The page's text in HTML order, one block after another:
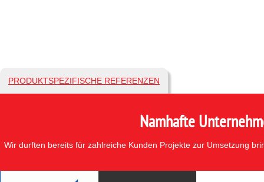
PRODUKTSPEZIFISCHE REFERENZEN
Namhafte
Wir durften bereits für zahlreiche Kunden Projekte zur Umsetzung